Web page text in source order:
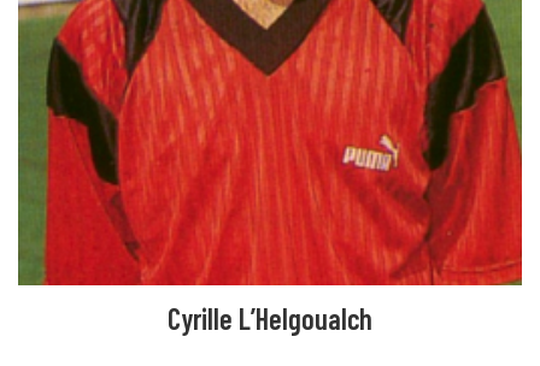
Cyrille L’Helgoualch